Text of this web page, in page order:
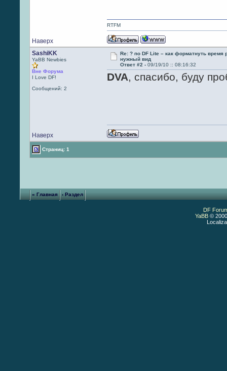
Наверх
RTFM
SashiKK
YaBB Newbies
Вне Форума
I Love DF!
Сообщений: 2
Re: ? по DF Lite – как форматнуть время
нужный вид
Ответ #2 - 09/19/10 :: 08:16:32
DVA, спасибо, буду
Наверх
Страниц: 1
« Главная ‹ Раздел
DF
YaBB©